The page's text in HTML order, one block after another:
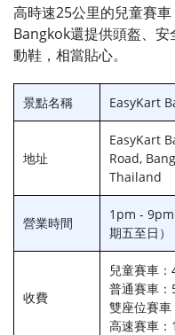
高時速25公里的兒童賽
Bangkok還提供頭盔、
動鞋，相當貼心。
景點名稱 EasyKart
地址
EasyKart
Road,
Thailand
營業時間
1pm -
期五至日）
收費
兒童賽車
普通賽車
雙座位賽
高速賽車